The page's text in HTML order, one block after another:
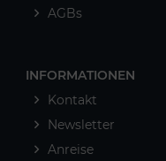
AGBs
INFORMATIONEN
Kontakt
Newsletter
Anreise